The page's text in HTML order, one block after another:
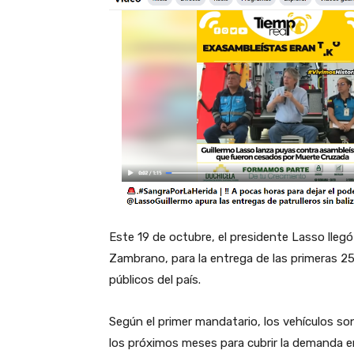
Este 19 de octubre, el presidente Lasso
Zambrano, para la entrega de las primeras
públicos del país.
Según el primer mandatario, los vehículos
los próximos meses para cubrir la demanda